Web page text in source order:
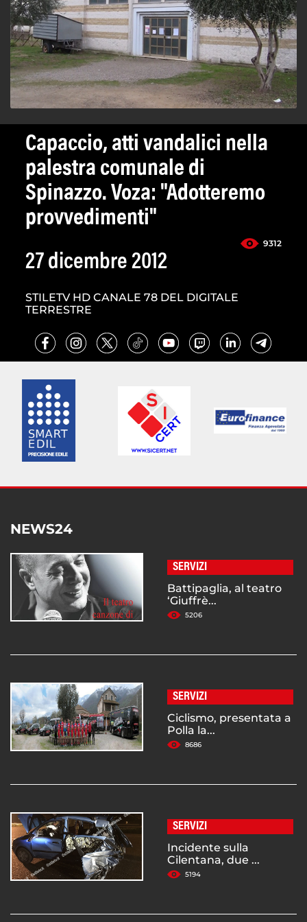
Capaccio, atti vandalici nella
palestra comunale di
Spinazzo. Voza: "Adotteremo
provvedimenti"
9312
27 dicembre 2012
STILETV HD CANALE 78 DEL DIGITALE
TERRESTRE
NEWS24
SERVIZI
Battipaglia, al teatro
‘Giuffrè...
5206
SERVIZI
Ciclismo, presentata a
Polla la...
8686
SERVIZI
Incidente sulla
Cilentana, due ...
5194